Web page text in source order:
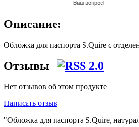
Описание:
Обложка для паспорта S.Quire с
Отзывы
Нет отзывов об этом продукте
Написать отзыв
"Обложка для паспорта S.Quire,